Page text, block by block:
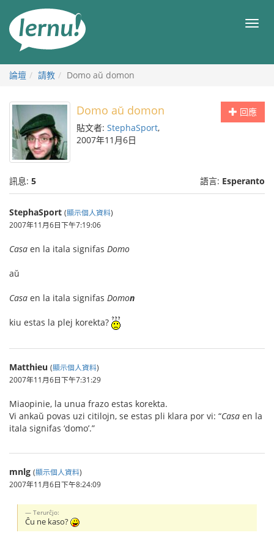
目
論壇 請教 Domo aŭ domon
回應
Domo aŭ domon
貼文者: StephaSport,
2007年11月6日
訊息: 5 語言: Esperanto
StephaSport (顯示個人資料)
2007年11月6日下午7:19:06
Casa en la itala signifas Domo
aŭ
Casa en la itala signifas Domon
kiu estas la plej korekta?
Matthieu (顯示個人資料)
2007年11月6日下午7:31:29
Miaopinie, la unua frazo estas korekta.
Vi ankaŭ povas uzi citilojn, se estas pli klara por vi: “Casa en la
itala signifas ‘domo’.”
mnlg (顯示個人資料)
2007年11月6日下午8:24:09
Terurĉjo:
Ĉu ne kaso?